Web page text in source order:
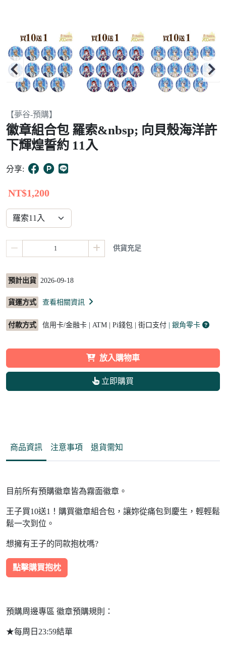
Item
2
of
【夢谷-預購】
徽章組合包 羅索&nbsp; 向貝殼海洋許
下輝煌誓約 11入
分享:
NT$1,200
供貨充足
預計出貨 2026-09-18
貨運方式 查看相關資訊
付款方式 信用卡/金融卡 | ATM | Pi錢包 | 街口支付 | 銀角零卡
放入購物車
立即購買
商品資訊 注意事項 退貨需知
目前所有預購徽章皆為霧面徽章。
王子買10送1！購買徽章組合包，讓妳從痛包到慶生，輕輕鬆
鬆一次到位。
想擁有王子的同款抱枕嗎?
點擊購買抱枕
預購周邊專區 徽章預購規則：
★每周日23:59結單